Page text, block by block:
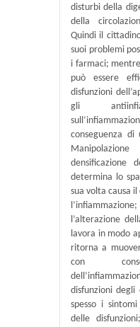
disturbi della
della
Quindi il
suoi problemi
i farmaci;
può essere
disfunzioni
gli
conseguenza
densificazione
determina lo
sua volta causa
l’alterazione
lavora in modo
ritorna a
con
disfunzioni
spesso i
delle